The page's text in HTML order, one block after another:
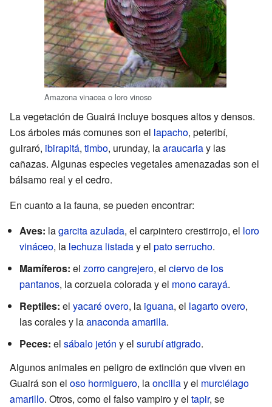
Amazona vinacea o loro vinoso
La vegetación de Guairá incluye bosques altos y densos.
Los árboles más comunes son el lapacho, peteribí,
guiraró, ibirapitá, timbo, urunday, laaraucariay las
cañazas. Algunas especies vegetales amenazadas son el
bálsamo real y el cedro.
En cuanto a la fauna, se pueden encontrar:
Aves: lagarcita azulada, el carpintero crestirrojo, el loro
vináceo, la lechuza listaday el pato serrucho.
Mamíferos: el zorro cangrejero, el ciervo de los
pantanos, la corzuela colorada y el mono carayá.
Reptiles: el yacaré overo, la iguana, el lagarto overo,
las corales y laanaconda amarilla.
Peces: el sábalo jetón y el surubí atigrado.
Algunos animales en peligro de extinción que viven en
Guairá son el oso hormiguero, laoncillay el murciélago
amarillo. Otros, como el falso vampiro y el tapir, se